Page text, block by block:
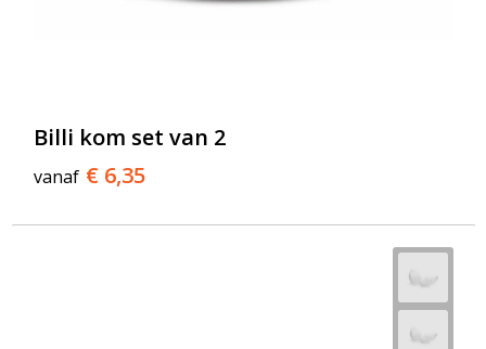
Billi kom set van 2
vanaf € 6,35